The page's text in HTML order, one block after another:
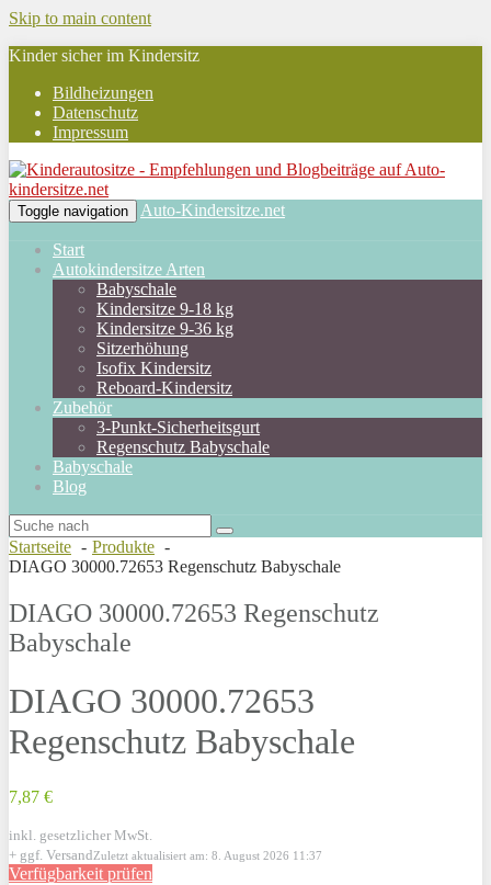
Skip to main content
Kinder sicher im Kindersitz
Bildheizungen
Datenschutz
Impressum
Toggle navigation Auto-Kindersitze.net
Start
Autokindersitze Arten
Babyschale
Kindersitze 9-18 kg
Kindersitze 9-36 kg
Sitzerhöhung
Isofix Kindersitz
Reboard-Kindersitz
Zubehör
3-Punkt-Sicherheitsgurt
Regenschutz Babyschale
Babyschale
Blog
Startseite
Produkte
DIAGO 30000.72653 Regenschutz Babyschale
DIAGO 30000.72653 Regenschutz
Babyschale
DIAGO 30000.72653
Regenschutz Babyschale
7,87 €
inkl. gesetzlicher MwSt.
+ ggf. VersandZuletzt aktualisiert am: 8. August 2026 11:37
Verfügbarkeit prüfen